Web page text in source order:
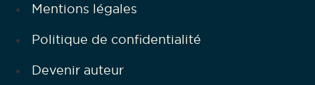
Mentions légales
Politique de confidentialité
Devenir auteur